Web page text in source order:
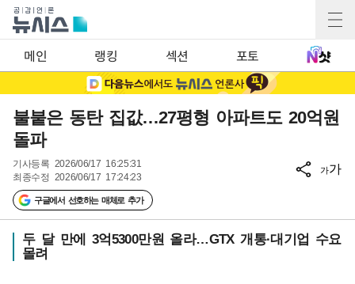
메인 랭킹 섹션 포토
불붙은 동탄 집값…27평형 아파트도 20억원
돌파
기사등록 2026/06/17 16:25:31
최종수정 2026/06/17 17:24:23
구글에서 선호하는 매체로 추가
가가
두 달 만에 3억5300만원 올라…GTX 개통·대기업 수요
몰려